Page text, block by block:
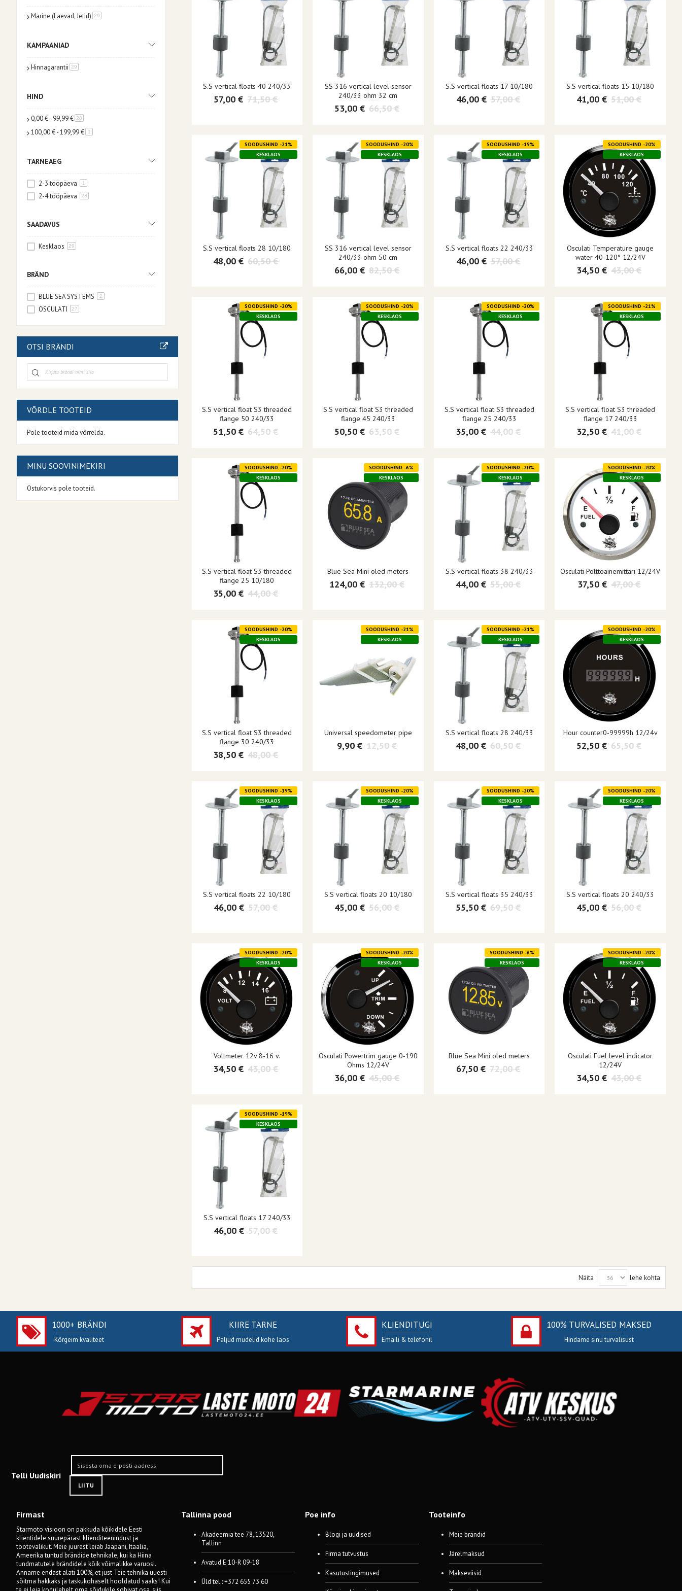
S.S vertical floats 40 240/33
57,00 € 71,50 €
SS 316 vertical level sensor
240/33 ohm 32 cm
53,00 € 66,50 €
S.S vertical floats 17 10/180
46,00 € 57,00 €
S.S vertical floats 15 10/180
41,00 € 51,00 €
SOODUSHIND -21%
KESKLAOS
S.S vertical floats 28 10/180
48,00 € 60,50 €
SOODUSHIND -20%
KESKLAOS
SS 316 vertical level sensor
240/33 ohm 50 cm
66,00 € 82,50 €
SOODUSHIND -19%
KESKLAOS
S.S vertical floats 22 240/33
46,00 € 57,00 €
SOODUSHIND -20%
KESKLAOS
Osculati Temperature gauge
water 40-120° 12/24V
34,50 € 43,00 €
SOODUSHIND -20%
KESKLAOS
S.S vertical float S3 threaded
flange 50 240/33
51,50 € 64,50 €
SOODUSHIND -20%
KESKLAOS
S.S vertical float S3 threaded
flange 45 240/33
50,50 € 63,50 €
SOODUSHIND -20%
KESKLAOS
S.S vertical float S3 threaded
flange 25 240/33
35,00 € 44,00 €
SOODUSHIND -21%
KESKLAOS
S.S vertical float S3 threaded
flange 17 240/33
32,50 € 41,00 €
SOODUSHIND -20%
KESKLAOS
S.S vertical float S3 threaded
flange 25 10/180
35,00 € 44,00 €
SOODUSHIND -6%
KESKLAOS
Blue Sea Mini oled meters
124,00 € 132,00 €
SOODUSHIND -20%
KESKLAOS
S.S vertical floats 38 240/33
44,00 € 55,00 €
SOODUSHIND -20%
KESKLAOS
Osculati Polttoainemittari 12/24V
37,50 € 47,00 €
SOODUSHIND -20%
KESKLAOS
S.S vertical float S3 threaded
flange 30 240/33
38,50 € 48,00 €
SOODUSHIND -21%
KESKLAOS
Universal speedometer pipe
9,90 € 12,50 €
SOODUSHIND -21%
KESKLAOS
S.S vertical floats 28 240/33
48,00 € 60,50 €
SOODUSHIND -20%
KESKLAOS
Hour counter0-99999h 12/24v
52,50 € 65,50 €
SOODUSHIND -19%
KESKLAOS
S.S vertical floats 22 10/180
46,00 € 57,00 €
SOODUSHIND -20%
KESKLAOS
S.S vertical floats 20 10/180
45,00 € 56,00 €
SOODUSHIND -20%
KESKLAOS
S.S vertical floats 35 240/33
55,50 € 69,50 €
SOODUSHIND -20%
KESKLAOS
S.S vertical floats 20 240/33
45,00 € 56,00 €
SOODUSHIND -20%
KESKLAOS
Voltmeter 12v 8-16 v.
34,50 € 43,00 €
SOODUSHIND -20%
KESKLAOS
Osculati Powertrim gauge 0-190
Ohms 12/24V
36,00 € 45,00 €
SOODUSHIND -6%
KESKLAOS
Blue Sea Mini oled meters
67,50 € 72,00 €
SOODUSHIND -20%
KESKLAOS
Osculati Fuel level indicator
12/24V
34,50 € 43,00 €
SOODUSHIND -19%
KESKLAOS
S.S vertical floats 17 240/33
46,00 € 57,00 €
Näita lehe kohta
Marine (Laevad, Jetid) 29
KAMPAANIAD
Hinnagarantii 29
HIND
0,00 €- 99,99 € 28
100,00 €-199,99 € 1
TARNEAEG
2-3 tööpäeva 1
2-4 tööpäeva 28
SAADAVUS
Kesklaos 29
BRÄND
BLUE SEA SYSTEMS 2
OSCULATI 27
OTSI BRÄNDI
VÕRDLE TOOTEID
Pole tooteid mida võrrelda.
MINU SOOVINIMEKIRI
Ostukorvis pole tooteid.
1000+ BRÄNDI
Kõrgeim kvaliteet
KIIRE TARNE
Paljud mudelid kohe laos
KLIENDITUGI
Emaili & telefonil
100% TURVALISED MAKSED
Hindame sinu turvalisust
Telli Uudiskiri
LIITU
Firmast
Starmoto visioon on pakkuda kõikidele Eesti
klientidele suurepärast klienditeenindust ja
tootevalikut. Meie juurest leiab Jaapani, Itaalia,
Ameerika tuntud brändide tehnikale, kui ka Hiina
tundmatutele brändidele kõik võimalikke varuosi.
Anname endast alati 100%, et just Teie tehnika uuesti
sõitma hakkaks ja taskukohaselt hooldatud saaks! Kui
Tallinna pood
Akadeemia tee 78, 13520,
Tallinn
Avatud E 10-R 09-18
Üld tel.: +372 655 73 60
Poe info
Blogi ja uudised
Firma tutvustus
Kasutustingimused
Tooteinfo
Meie brändid
Järelmaksud
Makseviisid